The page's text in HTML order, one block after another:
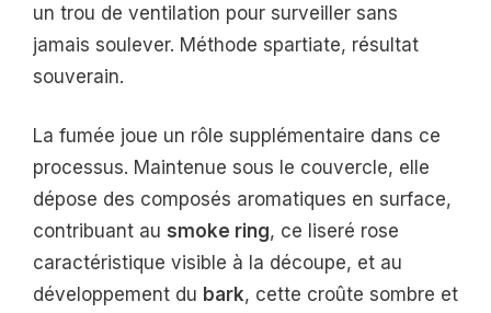
un trou de ventilation pour surveiller sans
jamais soulever. Méthode spartiate, résultat
souverain.
La fumée joue un rôle supplémentaire dans ce
processus. Maintenue sous le couvercle, elle
dépose des composés aromatiques en surface,
contribuant au smoke ring, ce liseré rose
caractéristique visible à la découpe, et au
développement du bark, cette croûte sombre et